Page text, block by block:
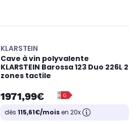
KLARSTEIN
Cave à vin polyvalente
KLARSTEIN Barossa 123 Duo 226L 2
zones tactile
1971,99€
dès 115,61€/moisen 20x